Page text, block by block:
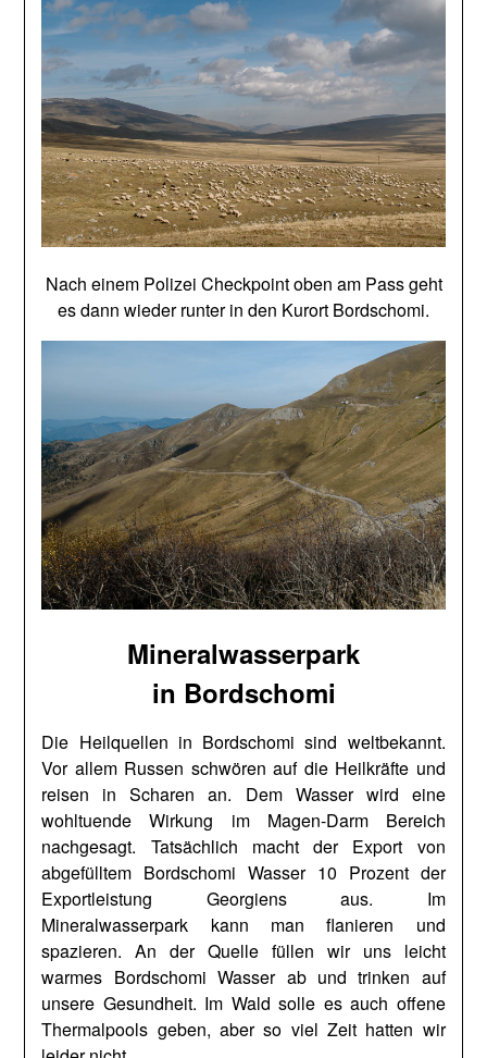
Nach einem Polizei Checkpoint oben am Pass geht
es dann wieder runter in den Kurort Bordschomi.
Mineralwasserpark
in Bordschomi
Die Heilquellen in Bordschomi sind weltbekannt.
Vor allem Russen schwören auf die Heilkräfte und
reisen in Scharen an. Dem Wasser wird eine
wohltuende Wirkung im Magen-Darm Bereich
nachgesagt. Tatsächlich macht der Export von
abgefülltem Bordschomi Wasser 10 Prozent der
Exportleistung Georgiens aus. Im
Mineralwasserpark kann man flanieren und
spazieren. An der Quelle füllen wir uns leicht
warmes Bordschomi Wasser ab und trinken auf
unsere Gesundheit. Im Wald solle es auch offene
Thermalpools geben, aber so viel Zeit hatten wir